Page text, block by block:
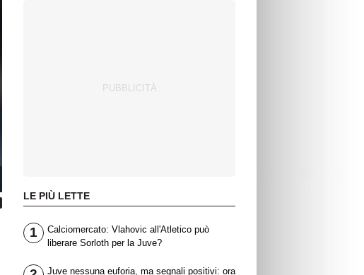
LE PIÙ LETTE
1
Calciomercato: Vlahovic all'Atletico può
liberare Sorloth per la Juve?
Juve nessuna euforia, ma segnali positivi: ora